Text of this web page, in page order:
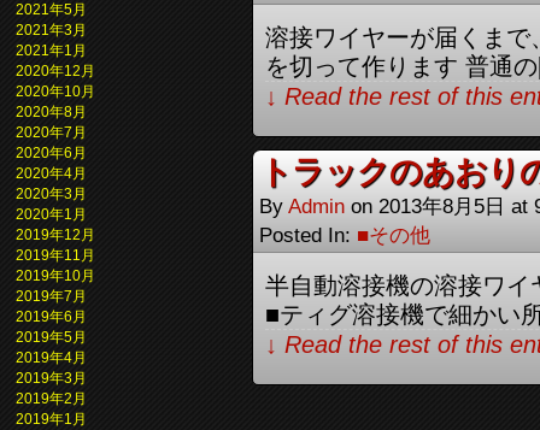
2021年5月
2021年3月
2021年1月
2020年12月
2020年10月
2020年8月
2020年7月
2020年6月
2020年4月
2020年3月
2020年1月
2019年12月
2019年11月
2019年10月
2019年7月
2019年6月
2019年5月
2019年4月
2019年3月
2019年2月
2019年1月
溶接ワイヤーが届くま
を切って作ります 普通
↓ Read the rest of this
トラックのあお
By Admin on 2013年8月5日 at
Posted In: ■その他
半自動溶接機の溶接ワ
■ティグ溶接機で細かい
↓ Read the rest of this